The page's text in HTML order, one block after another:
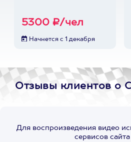
5300 ₽/чел
Начнется с 1 декабря
Отзывы клиентов о
Для воспроизведения видео
сервисов